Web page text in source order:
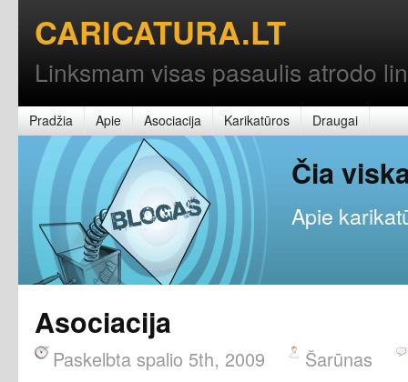
CARICATURA.LT
Linksmam visas pasaulis atrodo
Pradžia Apie Asociacija Karikatūros Draugai
Čia
Apie
Asociacija
Paskelbta spalio 5th, 2009 Šarūnas